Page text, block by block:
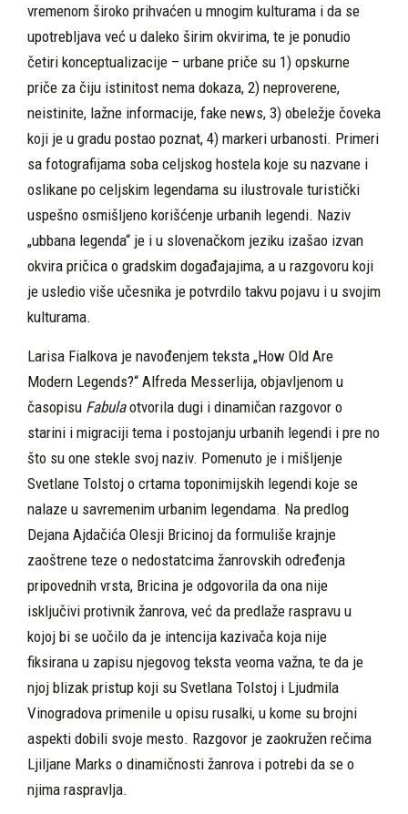
vremenom široko prihvaćen u mnogim kulturama i da se
upotrebljava već u daleko širim okvirima, te je ponudio
četiri konceptualizacije – urbane priče su 1) opskurne
priče za čiju istinitost nema dokaza, 2) neproverene,
neistinite, lažne informacije, fake news, 3) obeležje čoveka
koji je u gradu postao poznat, 4) markeri urbanosti. Primeri
sa fotografijama soba celjskog hostela koje su nazvane i
oslikane po celjskim legendama su ilustrovale turistički
uspešno osmišljeno korišćenje urbanih legendi. Naziv
„ubbana legenda“ je i u slovenačkom jeziku izašao izvan
okvira pričica o gradskim događajajima, a u razgovoru koji
je usledio više učesnika je potvrdilo takvu pojavu i u svojim
kulturama.
Larisa Fialkova je navođenjem teksta „How Old Are
Modern Legends?“ Alfreda Messerlija, objavljenom u
časopisu Fabulaotvorila dugi i dinamičan razgovor o
starini i migraciji tema i postojanju urbanih legendi i pre no
što su one stekle svoj naziv. Pomenuto je i mišljenje
Svetlane Tolstoj o crtama toponimijskih legendi koje se
nalaze u savremenim urbanim legendama. Na predlog
Dejana Ajdačića Olesji Bricinoj da formuliše krajnje
zaoštrene teze o nedostatcima žanrovskih određenja
pripovednih vrsta, Bricina je odgovorila da ona nije
isključivi protivnik žanrova, već da predlaže raspravu u
kojoj bi se uočilo da je intencija kazivača koja nije
fiksirana u zapisu njegovog teksta veoma važna, te da je
njoj blizak pristup koji su Svetlana Tolstoj i Ljudmila
Vinogradova primenile u opisu rusalki, u kome su brojni
aspekti dobili svoje mesto. Razgovor je zaokružen rečima
Ljiljane Marks o dinamičnosti žanrova i potrebi da se o
njima raspravlja.